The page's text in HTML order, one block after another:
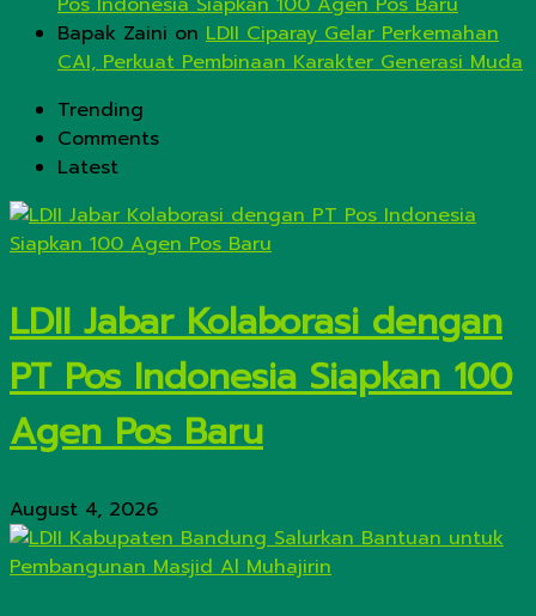
Bapak Zaini on LDII Ciparay Gelar Perkemahan
CAI, Perkuat Pembinaan Karakter Generasi Muda
Trending
Comments
Latest
LDII Jabar Kolaborasi dengan
PT Pos Indonesia Siapkan 100
Agen Pos Baru
August 4, 2026